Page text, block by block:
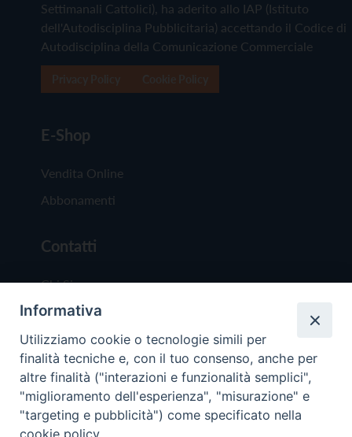
Settimanali Cattolici), ha aderito allo IAP (Istituto
dell'Autodisciplina Pubblicitaria) accettando il Codice di
Autodisciplina della Comunicazione Commerciale
E-Shop
Vendita Online
Abbonamenti
Contatti
Chi Siamo
Redazione
Scrivici
Informativa
Utilizziamo cookie o tecnologie simili per
finalità tecniche e, con il tuo consenso, anche per
altre finalità ("interazioni e funzionalità semplici",
"miglioramento dell'esperienza", "misurazione" e
"targeting e pubblicità") come specificato nella